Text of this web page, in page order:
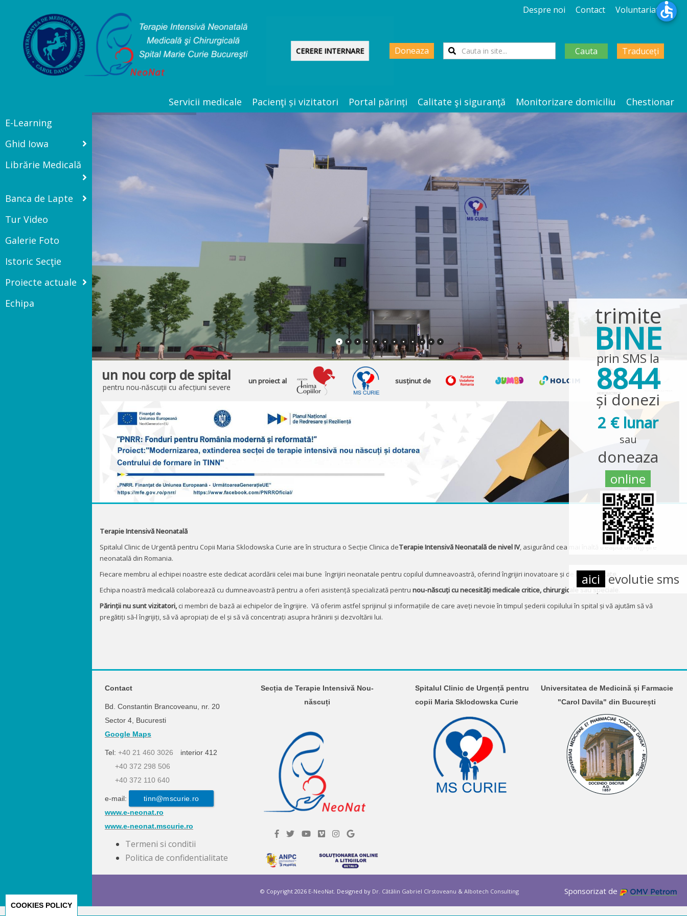
trimite
BINE
prin SMS la
8844
și donezi
2 € lunar
sau
doneaza
online
aici evolutie sms
Despre noi Contact Voluntariat
CERERE INTERNARE Doneaza Cauta Traduceți
Servicii medicale Pacienţi și vizitatori Portal părinți Calitate şi siguranţă Monitorizare domiciliu
Chestionar
E-Learning
Ghid Iowa
Librărie Medicală
Banca de Lapte
Tur Video
Galerie Foto
Istoric Secţie
Proiecte actuale
Echipa
un nou corp de spital
pentru nou-născuții cu afecțiuni severe
un proiect al susținut de
Terapie Intensivă Neonatală
Spitalul Clinic de Urgentă pentru Copii Maria Sklodowska Curie are în structura o Secție Clinica deTerapie Intensivă Neonatală de nivel IV, asigurând cea mai înaltă treaptă de îngrijire
neonatală din Romania.
Fiecare membru al echipei noastre este dedicat acordării celei mai bune îngrijiri neonatale pentru copilul dumneavoastră, oferind îngrijiri inovatoare și de
înaltă calitate
Echipa noastră medicală colaborează cu dumneavoastră pentru a oferi asistență specializată pentru nou-născuți cu necesități medicale critice, chirurgicale sau speciale
Părinții nu sunt vizitatori, ci membri de bază ai echipelor de îngrijire. Vă oferim astfel sprijinul și informațiile de care aveți nevoie în timpul șederii copilului în spital și vă ajutăm să vă
pregătiți să-l îngrijiți, să vă apropiați de el și să vă concentrați asupra hrănirii și dezvoltării lui.
Contact
Bd. Constantin Brancoveanu, nr. 20
Sector 4, Bucuresti
Google Maps
Tel: +40 21 460 3026
interior 412
+40 372 298 506
+40 372 110 640
e-mail:
tinn@mscurie.ro
www.e-neonat.ro
www.e-neonat.mscurie.ro
Termeni si conditii
Politica de confidentialitate
Secția de Terapie Intensivă Nou-
născuți
Spitalul Clinic de Urgență pentru
copii Maria Sklodowska Curie
Universitatea de Medicină și Farmacie
"Carol Davila" din București
© Copyright 2026 E-NeoNat. Designed by Dr. Cătălin Gabriel Cîrstoveanu & Albotech Consulting Sponsorizat de
COOKIES POLICY